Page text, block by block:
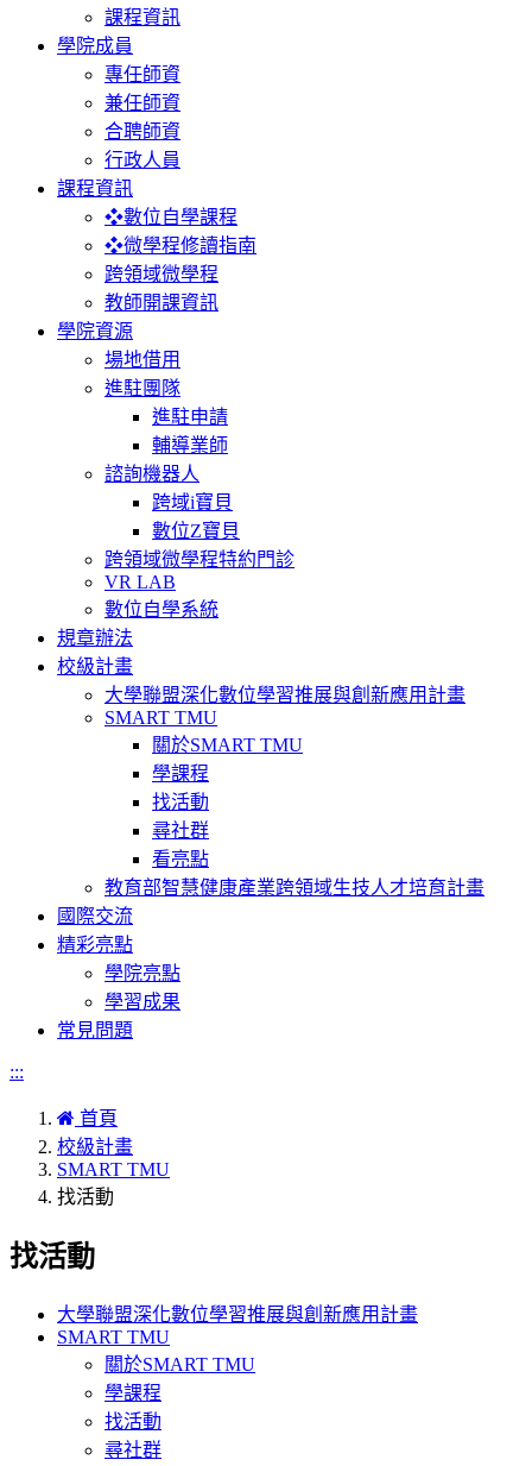
課程資訊
學院成員
專任師資
兼任師資
合聘師資
行政人員
課程資訊
❖數位自學課程
❖微學程修讀指南
跨領域微學程
教師開課資訊
學院資源
場地借用
進駐團隊
進駐申請
輔導業師
諮詢機器人
跨域i寶貝
數位Z寶貝
跨領域微學程特約門診
VR LAB
數位自學系統
規章辦法
校級計畫
大學聯盟深化數位學習推展與創新應用計畫
SMART TMU
關於SMART TMU
學課程
找活動
尋社群
看亮點
教育部智慧健康產業跨領域生技人才培育計畫
國際交流
精彩亮點
學院亮點
學習成果
常見問題
:::
首頁
校級計畫
SMART TMU
找活動
找活動
大學聯盟深化數位學習推展與創新應用計畫
SMART TMU
關於SMART TMU
學課程
找活動
尋社群